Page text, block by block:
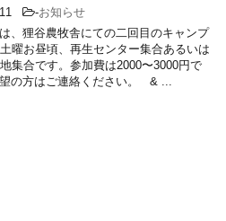
-お知らせ
、狸谷農牧舎にての二回目のキャンプ
曜お昼頃、再生センター集合あるいは
集合です。参加費は2000〜3000円で
の方はご連絡ください。 & ...